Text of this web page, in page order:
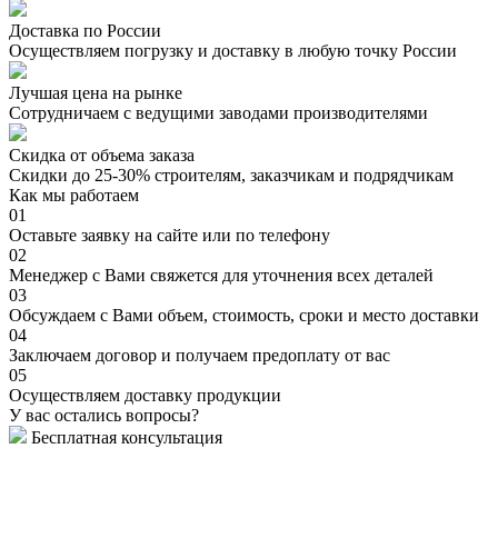
Доставка по России
Осуществляем погрузку и доставку в любую точку России
Лучшая цена на рынке
Сотрудничаем с ведущими заводами производителями
Скидка от объема заказа
Скидки до 25-30% строителям, заказчикам и подрядчикам
Как мы работаем
01
Оставьте заявку на сайте или по телефону
02
Менеджер с Вами свяжется для уточнения всех деталей
03
Обсуждаем с Вами объем, стоимость, сроки и место доставки
04
Заключаем договор и получаем предоплату от вас
05
Осуществляем доставку продукции
У вас остались вопросы?
Бесплатная консультация